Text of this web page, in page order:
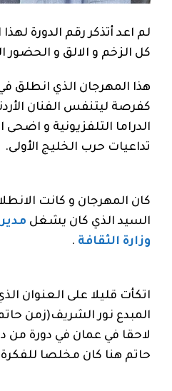
لم اعد أتذكر رقم الدورة
كل الزخم و الالق و الحضور
هذا المهرجان الذي انطلق
كفرصة ليتنفس الفنان
الدراما التلفزيونية و اضحى
تداعيات حرب الخليج الأولى.
كان المهرجان و كانت
السيد الذي كان يشغل
وزارة الثقافة .
اتكأت قليلا على العنوان
المبدع نور الشريف(زمن
لاحقا في عمان في دورة من
حاتم هنا كان مخلصا